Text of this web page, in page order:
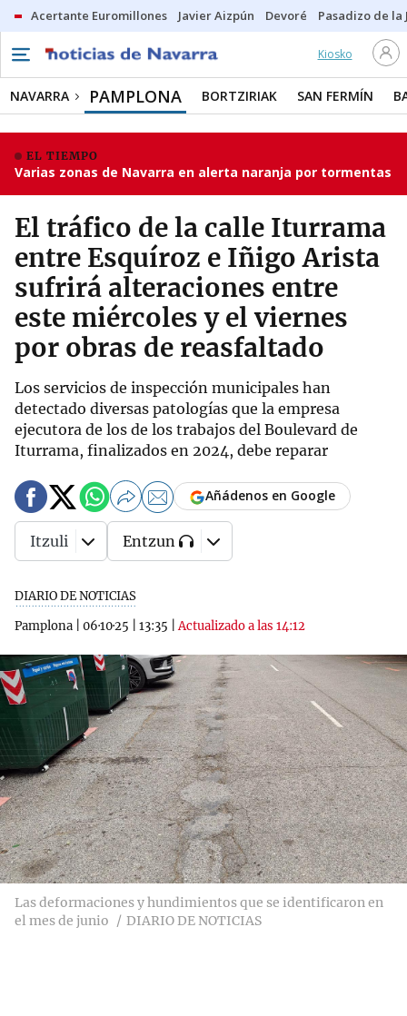
Acertante Euromillones Javier Aizpún Devoré Pasadizo de la
Kiosko
NAVARRA PAMPLONA BORTZIRIAK SAN FERMÍN
EL TIEMPO
Varias zonas de Navarra en alerta naranja por tormentas
El tráfico de la calle Iturrama
entre Esquíroz e Iñigo Arista
sufrirá alteraciones entre
este miércoles y el viernes
por obras de reasfaltado
Los servicios de inspección municipales han
detectado diversas patologías que la empresa
ejecutora de los de los trabajos del Boulevard de
Iturrama, finalizados en 2024, debe reparar
DIARIO DE NOTICIAS
Pamplona
06·10·25 13:35 |Actualizado a las 14:12
Añádenos en Google
Itzuli Entzun
Las deformaciones y hundimientos que se identificaron en
el mes de junio
DIARIO DE NOTICIAS